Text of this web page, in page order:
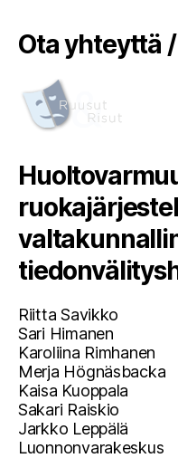
Ota yhteyttä
Riitta Savikko
Sari Himanen
Karoliina Rimhanen
Merja Högnäsbacka
Kaisa Kuoppala
Sakari Raiskio
Jarkko Leppälä
Luonnonvarakeskus